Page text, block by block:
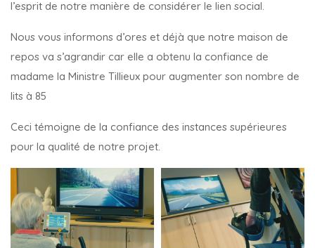
l’esprit de notre manière de considérer le lien social.
Nous vous informons d’ores et déjà que notre maison de
repos va s’agrandir car elle a obtenu la confiance de
madame la Ministre Tillieux pour augmenter son nombre de
lits à 85
Ceci témoigne de la confiance des instances supérieures
pour la qualité de notre projet.